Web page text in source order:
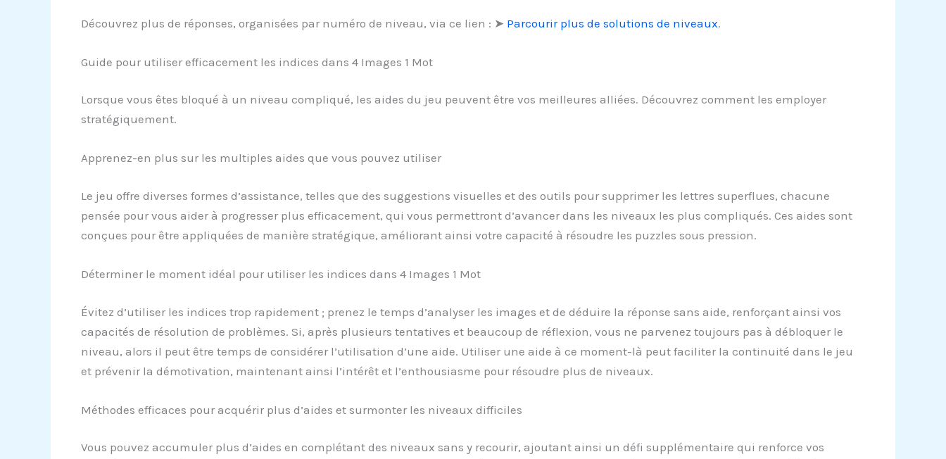
Découvrez plus de réponses, organisées par numéro de niveau, via ce lien : ➤ Parcourir plus de solutions de niveaux.
Guide pour utiliser efficacement les indices dans 4 Images 1 Mot
Lorsque vous êtes bloqué à un niveau compliqué, les aides du jeu peuvent être vos meilleures alliées. Découvrez comment les employer
stratégiquement.
Apprenez-en plus sur les multiples aides que vous pouvez utiliser
Le jeu offre diverses formes d’assistance, telles que des suggestions visuelles et des outils pour supprimer les lettres superflues, chacune
pensée pour vous aider à progresser plus efficacement, qui vous permettront d’avancer dans les niveaux les plus compliqués. Ces aides sont
conçues pour être appliquées de manière stratégique, améliorant ainsi votre capacité à résoudre les puzzles sous pression.
Déterminer le moment idéal pour utiliser les indices dans 4 Images 1 Mot
Évitez d’utiliser les indices trop rapidement ; prenez le temps d’analyser les images et de déduire la réponse sans aide, renforçant ainsi vos
capacités de résolution de problèmes. Si, après plusieurs tentatives et beaucoup de réflexion, vous ne parvenez toujours pas à débloquer le
niveau, alors il peut être temps de considérer l’utilisation d’une aide. Utiliser une aide à ce moment-là peut faciliter la continuité dans le jeu
et prévenir la démotivation, maintenant ainsi l’intérêt et l’enthousiasme pour résoudre plus de niveaux.
Méthodes efficaces pour acquérir plus d’aides et surmonter les niveaux difficiles
Vous pouvez accumuler plus d’aides en complétant des niveaux sans y recourir, ajoutant ainsi un défi supplémentaire qui renforce vos